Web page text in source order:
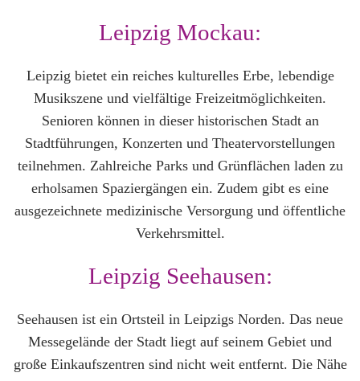
Leipzig Mockau:
Leipzig bietet ein reiches kulturelles Erbe, lebendige
Musikszene und vielfältige Freizeitmöglichkeiten.
Senioren können in dieser historischen Stadt an
Stadtführungen, Konzerten und Theatervorstellungen
teilnehmen. Zahlreiche Parks und Grünflächen laden zu
erholsamen Spaziergängen ein. Zudem gibt es eine
ausgezeichnete medizinische Versorgung und öffentliche
Verkehrsmittel.
Leipzig Seehausen:
Seehausen ist ein Ortsteil in Leipzigs Norden. Das neue
Messegelände der Stadt liegt auf seinem Gebiet und
große Einkaufszentren sind nicht weit entfernt. Die Nähe